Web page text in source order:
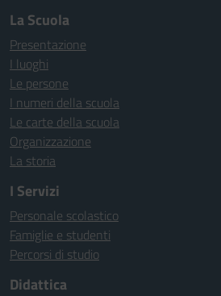
La Scuola
Presentazione
I luoghi
Le persone
I numeri della scuola
Le carte della scuola
Organizzazione
La storia
I Servizi
Personale scolastico
Famiglie e studenti
Percorsi di studio
Didattica